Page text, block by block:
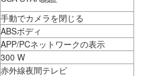
手動でカメラを閉じる
ABSボディ
APP/PCネットワークの表示
300 W
赤外線夜間テレビ